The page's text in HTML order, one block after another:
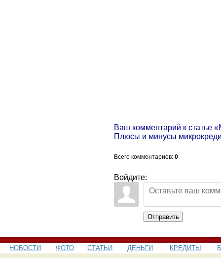
Ваш комментарий к статье
Плюсы и минусы
Всего комментариев: 0
Войдите:
Отправить
НОВОСТИ ФОТО СТАТЬИ ДЕНЬГИ КРЕДИТЫ